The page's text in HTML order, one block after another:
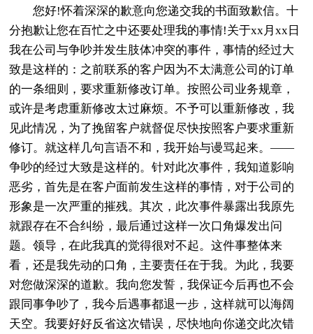
您好!怀着深深的歉意向您递交我的书面致歉信。十
分抱歉让您在百忙之中还要处理我的事情!关于xx月xx日
我在公司与争吵并发生肢体冲突的事件，事情的经过大
致是这样的：之前联系的客户因为不太满意公司的订单
的一条细则，要求重新修改订单。按照公司业务规章，
或许是考虑重新修改太过麻烦。不予可以重新修改，我
见此情况，为了挽留客户就督促尽快按照客户要求重新
修订。就这样几句言语不和，我开始与谩骂起来。——
争吵的经过大致是这样的。针对此次事件，我知道影响
恶劣，首先是在客户面前发生这样的事情，对于公司的
形象是一次严重的摧残。其次，此次事件暴露出我原先
就跟存在不合纠纷，最后通过这样一次口角爆发出问
题。领导，在此我真的觉得很对不起。这件事整体来
看，还是我先动的口角，主要责任在于我。为此，我要
对您做深深的道歉。我向您发誓，我保证今后再也不会
跟同事争吵了，我今后遇事都退一步，这样就可以海阔
天空。我要好好反省这次错误，尽快地向你递交此次错